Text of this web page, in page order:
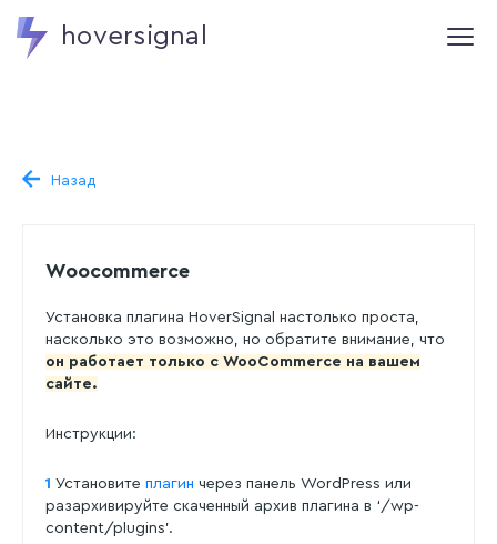
hoversignal
Назад
Woocommerce
Установка плагина HoverSignal настолько проста,
насколько это возможно, но обратите внимание, что
он работает только с WooCommerce на вашем
сайте.
Инструкции:
1 Установите плагин через панель WordPress или
разархивируйте скаченный архив плагина в ‘/wp-
content/plugins’.